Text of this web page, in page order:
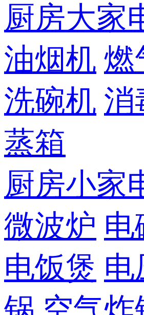
厨房大家
油烟机 燃
洗碗机 消
蒸箱
厨房小家
微波炉 电
电饭煲 电